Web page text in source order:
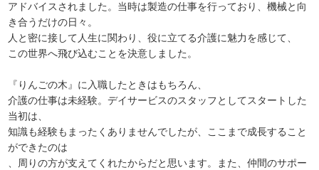
アドバイスされました。当時は製造の仕事を行っており、機械と向
き合うだけの日々。
人と密に接して人生に関わり、役に立てる介護に魅力を感じて、
この世界へ飛び込むことを決意しました。
『りんごの木』に入職したときはもちろん、
介護の仕事は未経験。デイサービスのスタッフとしてスタートした
当初は、
知識も経験もまったくありませんでしたが、ここまで成長すること
ができたのは
、周りの方が支えてくれたからだと思います。また、仲間のサポー